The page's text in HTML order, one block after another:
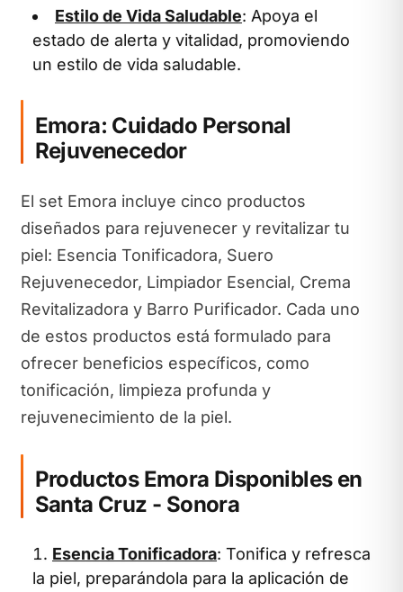
Estilo de Vida Saludable: Apoya el
estado de alerta y vitalidad, promoviendo
un estilo de vida saludable.
Emora: Cuidado Personal
Rejuvenecedor
El set Emora incluye cinco productos
diseñados para rejuvenecer y revitalizar tu
piel: Esencia Tonificadora, Suero
Rejuvenecedor, Limpiador Esencial, Crema
Revitalizadora y Barro Purificador. Cada uno
de estos productos está formulado para
ofrecer beneficios específicos, como
tonificación, limpieza profunda y
rejuvenecimiento de la piel.
Productos Emora Disponibles en
Santa Cruz - Sonora
Esencia Tonificadora: Tonifica y refresca
la piel, preparándola para la aplicación de